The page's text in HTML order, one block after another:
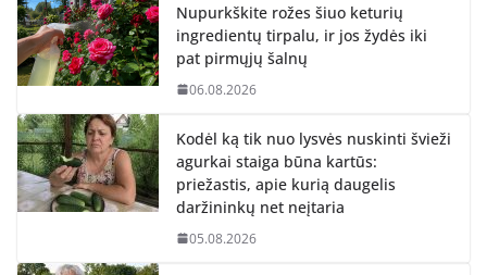
Nupurkškite rožes šiuo keturių
ingredientų tirpalu, ir jos žydės iki
pat pirmųjų šalnų
06.08.2026
Kodėl ką tik nuo lysvės nuskinti švieži
agurkai staiga būna kartūs:
priežastis, apie kurią daugelis
daržininkų net neįtaria
05.08.2026